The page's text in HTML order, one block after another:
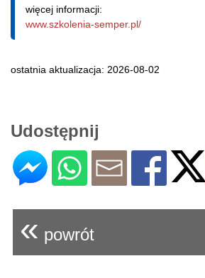
więcej informacji:
www.szkolenia-semper.pl/
ostatnia aktualizacja: 2026-08-02
Udostępnij
« powrót